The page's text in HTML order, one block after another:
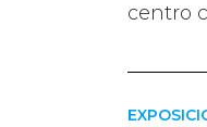
centro